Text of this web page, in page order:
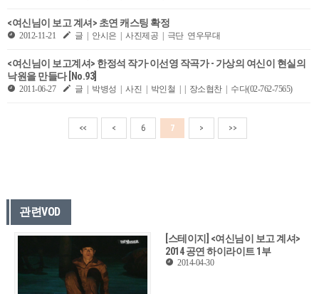
<여신님이 보고 계셔> 초연 캐스팅 확정
2012-11-21 글 | 안시은 | 사진제공 | 극단 연우무대
<여신님이 보고계셔> 한정석 작가·이선영 작곡가 - 가상의 여신이 현실의
낙원을 만들다 [No.93]
2011-06-27 글 | 박병성 | 사진 | 박인철 | | 장소협찬 | 수다(02-762-7565)
<< < 6 7 > >>
관련VOD
[스테이지] <여신님이 보고 계셔>
2014 공연 하이라이트 1부
2014-04-30